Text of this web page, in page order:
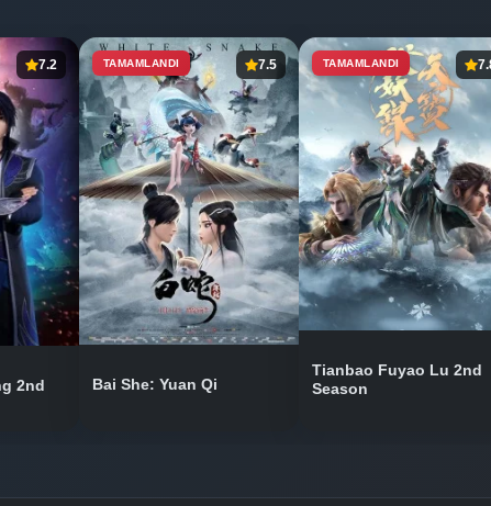
7.2
2nd
TAMAMLANDI 7.5
Bai She: Yuan Qi
TAMAMLANDI
Tianbao Fuyao Lu 2nd
Season